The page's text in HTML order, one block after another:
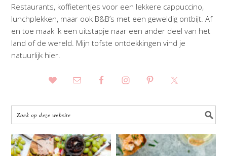
Restaurants, koffietentjes voor een lekkere cappuccino,
lunchplekken, maar ook B&B’s met een geweldig ontbijt. Af
en toe maak ik een uitstapje naar een ander deel van het
land of de wereld. Mijn tofste ontdekkingen vind je
natuurlijk hier.